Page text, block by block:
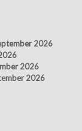
2026
2026
2026